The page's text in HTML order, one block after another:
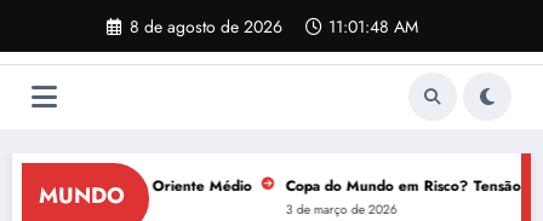
o
8 de agosto de 2026 11:01:48 AM
MUNDO
Ucrânia e Oriente Médio Copa do Mundo em Risco? Tensão EUA-
3 de março de 2026